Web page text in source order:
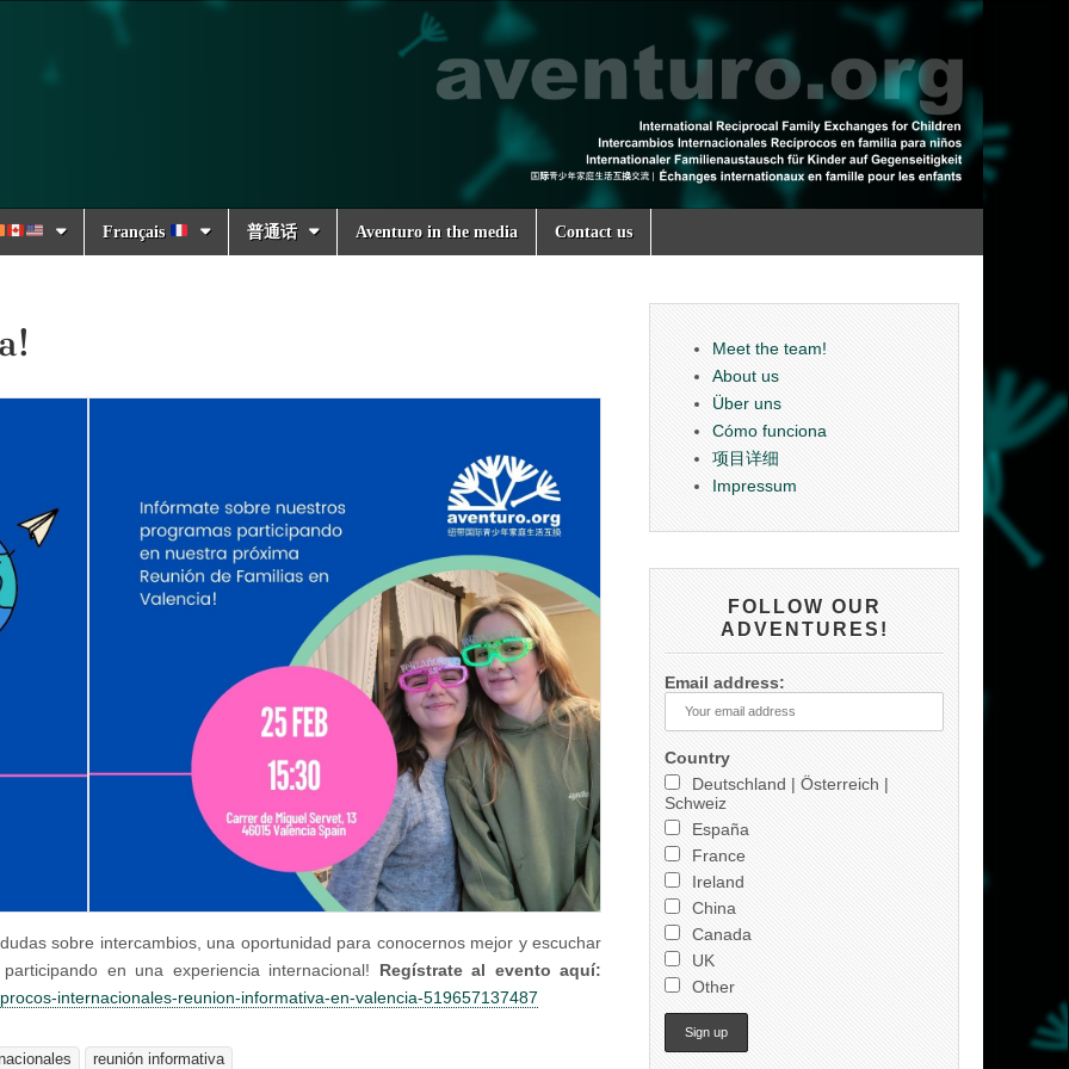
Français 普通话 Aventuro in the media Contact us
sobre intercambios, una oportunidad para conocernos mejor y escuchar
en una experiencia internacional! Regístrate al evento aquí:
internacionales-reunion-informativa-en-valencia-519657137487
reunión informativa
Meet the team!
About us
Über uns
Cómo funciona
项目详细
Impressum
FOLLOW OUR
ADVENTURES!
Email address:
Country
Deutschland | Österreich |
Schweiz
España
France
Ireland
China
Canada
UK
Other